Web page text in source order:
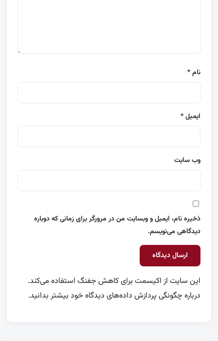
نام*
ایمیل*
وب‌ سایت
ذخیره نام، ایمیل و وبسایت من در مرورگر برای زمانی که دوباره
دیدگاهی می‌نویسم.
این سایت از اکیسمت برای کاهش جفنگ استفاده می‌کند.
درباره چگونگی پردازش داده‌های دیدگاه خود بیشتر بدانید.